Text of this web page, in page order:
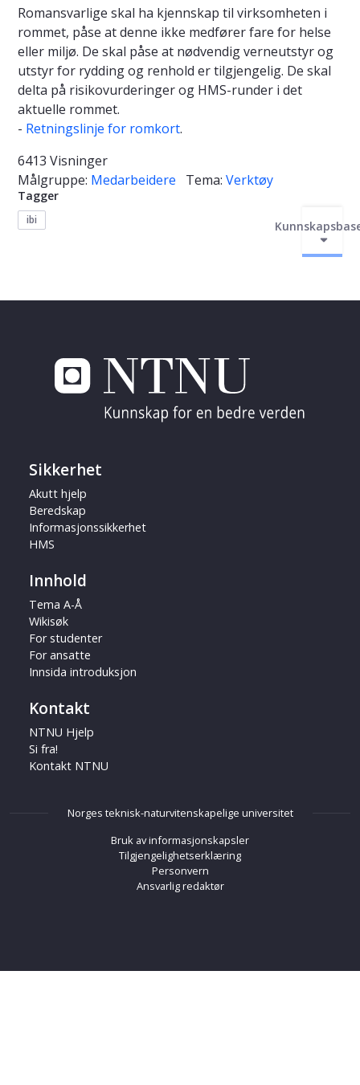
Romansvarlige skal ha kjennskap til virksomheten i
rommet, påse at denne ikke medfører fare for helse
eller miljø. De skal påse at nødvendig verneutstyr og
utstyr for rydding og renhold er tilgjengelig. De skal
delta på risikovurderinger og HMS-runder i det
aktuelle rommet.
- Retningslinje for romkort.
6413 Visninger
Målgruppe: Medarbeidere Tema: Verktøy
Tagger
ibi
Sikkerhet
Akutt hjelp
Beredskap
Informasjonssikkerhet
HMS
Innhold
Tema A-Å
Wikisøk
For studenter
For ansatte
Innsida introduksjon
Kontakt
NTNU Hjelp
Si fra!
Kontakt NTNU
Norges teknisk-naturvitenskapelige universitet
Bruk av informasjonskapsler
Tilgjengelighetserklæring
Personvern
Ansvarlig redaktør